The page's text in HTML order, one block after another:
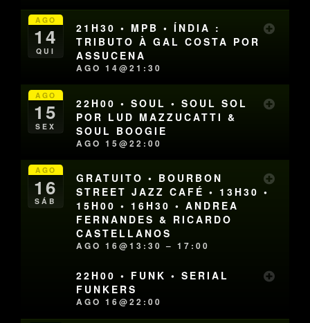
AGO
14
QUI
21H30 • MPB • ÍNDIA :
TRIBUTO À GAL COSTA POR
ASSUCENA
AGO 14@21:30
AGO
15
SEX
22H00 • SOUL • SOUL SOL
POR LUD MAZZUCATTI &
SOUL BOOGIE
AGO 15@22:00
AGO
16
SÁB
GRATUITO • BOURBON
STREET JAZZ CAFÉ • 13H30 •
15H00 • 16H30 • ANDREA
FERNANDES & RICARDO
CASTELLANOS
AGO 16@13:30 – 17:00
22H00 • FUNK • SERIAL
FUNKERS
AGO 16@22:00